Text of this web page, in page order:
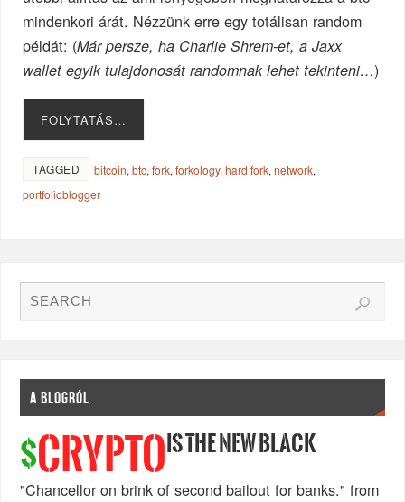
mindenkori árát. Nézzünk erre egy totálisan random
példát: (Már persze, ha Charlie Shrem-et, a Jaxx
wallet egyik tulajdonosát randomnak lehet tekinteni…)
FOLYTATÁS…
TAGGED bitcoin,btc,fork,forkology,hard fork,network,
portfolioblogger
A BLOGRÓL
$CRYPTO IS THE NEW BLACK
"Chancellor on brink of second bailout for banks." from